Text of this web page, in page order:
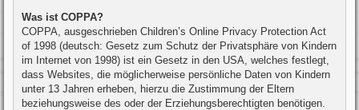
Was ist COPPA?
COPPA, ausgeschrieben Children’s Online Privacy Protection Act
of 1998 (deutsch: Gesetz zum Schutz der Privatsphäre von Kindern
im Internet von 1998) ist ein Gesetz in den USA, welches festlegt,
dass Websites, die möglicherweise persönliche Daten von Kindern
unter 13 Jahren erheben, hierzu die Zustimmung der Eltern
beziehungsweise des oder der Erziehungsberechtigten benötigen.